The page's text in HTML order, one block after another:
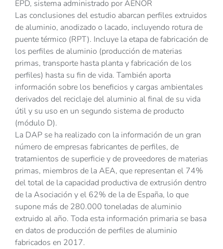
EPD, sistema administrado por AENOR
Las conclusiones del estudio abarcan perfiles extruidos
de aluminio, anodizado o lacado, incluyendo rotura de
puente térmico (RPT). Incluye la etapa de fabricación de
los perfiles de aluminio (producción de materias
primas, transporte hasta planta y fabricación de los
perfiles) hasta su fin de vida. También aporta
información sobre los beneficios y cargas ambientales
derivados del reciclaje del aluminio al final de su vida
útil y su uso en un segundo sistema de producto
(módulo D).
La DAP se ha realizado con la información de un gran
número de empresas fabricantes de perfiles, de
tratamientos de superficie y de proveedores de materias
primas, miembros de la AEA, que representan el 74%
del total de la capacidad productiva de extrusión dentro
de la Asociación y el 62% de la de España, lo que
supone más de 280.000 toneladas de aluminio
extruido al año. Toda esta información primaria se basa
en datos de producción de perfiles de aluminio
fabricados en 2017.